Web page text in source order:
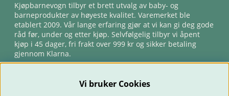
Kjøpbarnevogn tilbyr et brett utvalg av baby- og
barneprodukter av høyeste kvalitet. Varemerket ble
etablert 2009. Vår lange erfaring gjør at vi kan gi deg gode
råd før, under og etter kjøp. Selvfølgelig tilbyr vi åpent
kjøp i 45 dager, fri frakt over 999 kr og sikker betaling
gjennom Klarna.
Vi bruker Cookies